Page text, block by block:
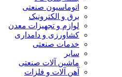
اتوماسیون صنعتی
برق و الکترونیک
لوازم و تجهیزات معدن
کشاورزی و دامداری
خدمات صنعتی
سایر
ماشین آلات صنعتی
آهن آلات و فلزات